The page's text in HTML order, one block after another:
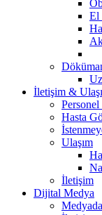
El
İletişim &
Hasta
Ulaşım
İletişim
Dijital Medya